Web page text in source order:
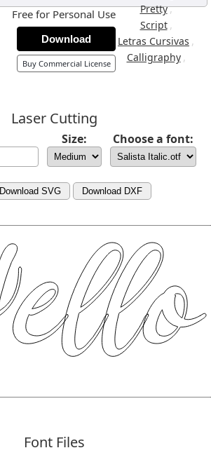
Pretty,
Script ,
Letras Cursivas ,
Calligraphy ,
Free for Personal Use
Download
Buy Commercial License
Laser Cutting
Size: Choose a font:
Download SVG Download DXF
Font Files